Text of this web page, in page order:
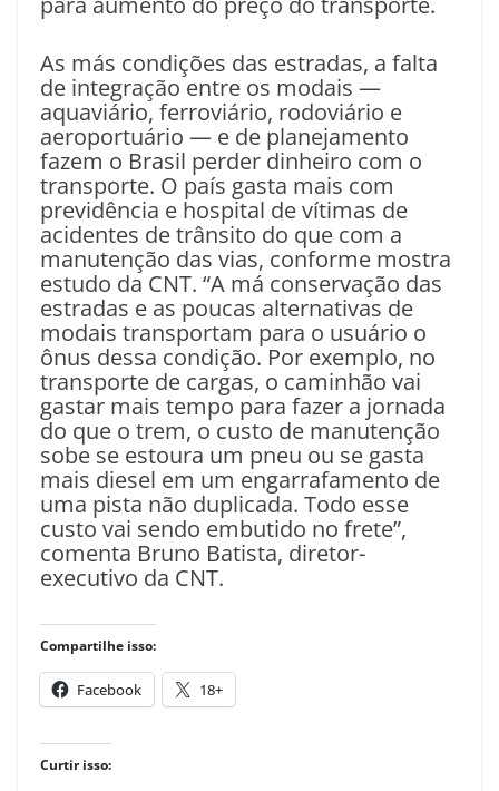
As más condições das estradas, a falta
de integração entre os modais —
aquaviário, ferroviário, rodoviário e
aeroportuário — e de planejamento
fazem o Brasil perder dinheiro com o
transporte. O país gasta mais com
previdência e hospital de vítimas de
acidentes de trânsito do que com a
manutenção das vias, conforme mostra
estudo da CNT. “A má conservação das
estradas e as poucas alternativas de
modais transportam para o usuário o
ônus dessa condição. Por exemplo, no
transporte de cargas, o caminhão vai
gastar mais tempo para fazer a jornada
do que o trem, o custo de manutenção
sobe se estoura um pneu ou se gasta
mais diesel em um engarrafamento de
uma pista não duplicada. Todo esse
custo vai sendo embutido no frete”,
comenta Bruno Batista, diretor-
executivo da CNT.
Compartilhe isso:
Facebook 18+
Curtir isso: